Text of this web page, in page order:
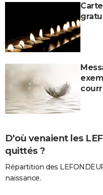
D'où venaient les
quittés ?
Répartition des
naissance.